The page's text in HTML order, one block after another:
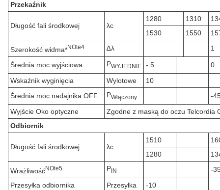
Przekaźnik
Długość fali środkowej λc
1280 1310
1530
1550
Szerokość widma*NOte4 ∆λ 1
Średnia moc wyjściowa PWYJEDNIE - 5
0
Wskaźnik wyginięcia
Wylotowe
10
Średnia moc nadajnika OFF
PWłączony
-
Wyjście Oko optyczne
Zgodne z maską do oczu Telcordia
Odbiornik
Długość fali środkowej λc
1510
1280
WrażliwośćNOte5 PIN
-
Przesyłka odbiornika
Przesyłka
-10